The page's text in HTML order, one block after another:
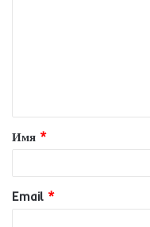
т
а
и
й
Имя *
Email *